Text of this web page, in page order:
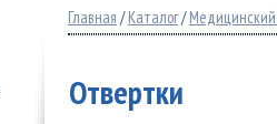
Главная /Каталог/
Отвертки